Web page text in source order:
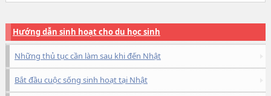
Hướng dẫn sinh hoạt cho du học sinh
Những thủ tục cần làm sau khi đến Nhật
Bắt đầu cuộc sống sinh hoạt tại Nhật